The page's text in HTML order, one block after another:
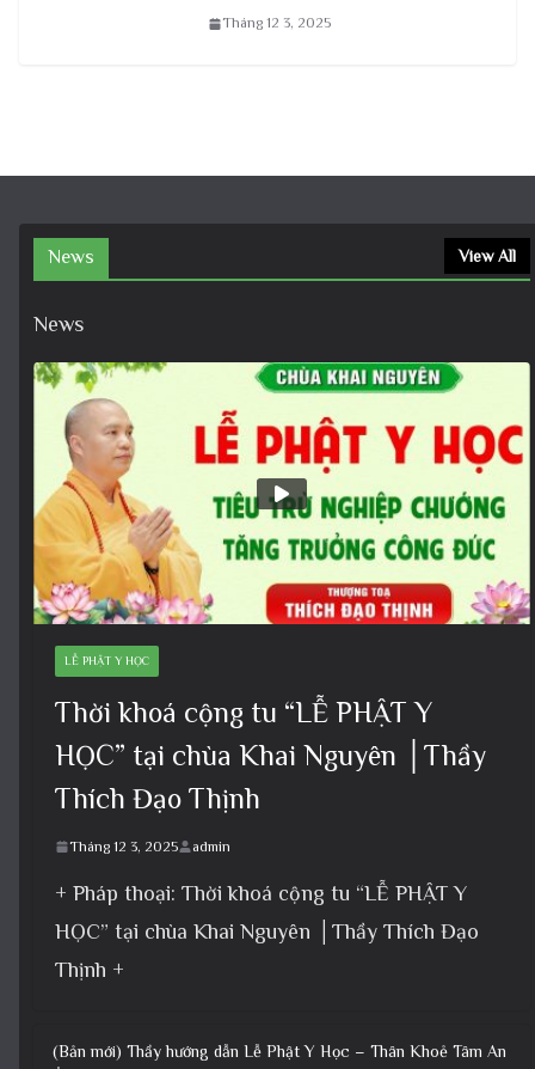
Tháng 12 3, 2025
News View All
News
LỄ PHẬT Y HỌC
Thời khoá cộng tu “LỄ PHẬT Y
HỌC” tại chùa Khai Nguyên │Thầy
Thích Đạo Thịnh
Tháng 12 3, 2025 admin
+ Pháp thoại: Thời khoá cộng tu “LỄ PHẬT Y
HỌC” tại chùa Khai Nguyên │Thầy Thích Đạo
Thịnh +
(Bản mới) Thầy hướng dẫn Lễ Phật Y Học – Thân Khoẻ Tâm An